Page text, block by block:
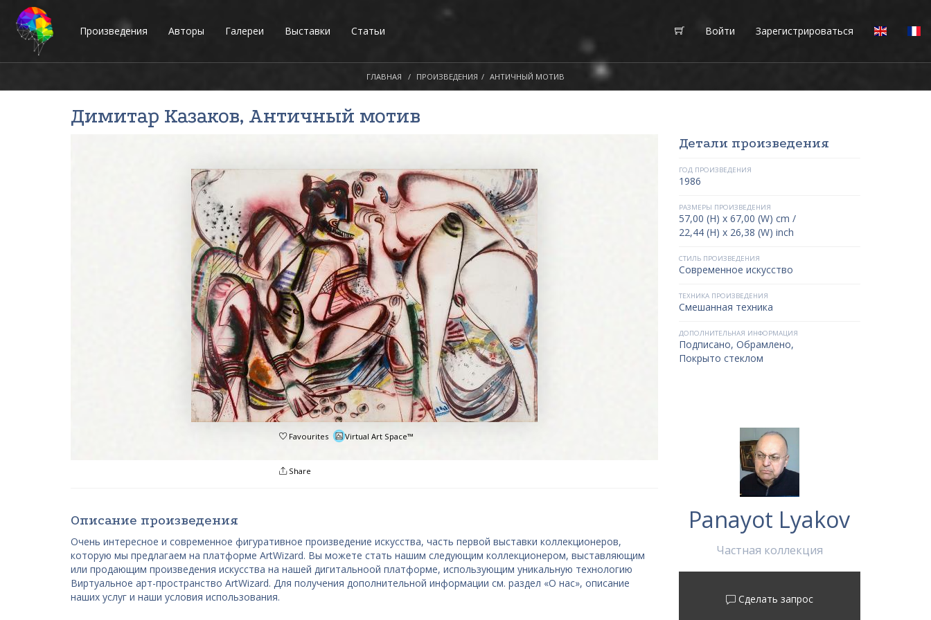
Произведения Авторы Галереи Выставки Статьи Войти Зарегистрироваться
ГЛАВНАЯ ПРОИЗВЕДЕНИЯ АНТИЧНЫЙ МОТИВ
Димитар Казаков, Античный мотив
Favourites Virtual Art Space™
Share
Описание произведения
Очень интересное и современное фигуративное произведение искусства, часть первой выставки коллекционеров,
которую мы предлагаем на платформе ArtWizard. Вы можете стать нашим следующим коллекционером, выставляющим
или продающим произведения искусства на нашей дигитальноой платформе, использующим уникальную технологию
Виртуальное арт-пространство ArtWizard. Для получения дополнительной информации см. раздел «О нас», описание
наших услуг и наши условия использования.
Детали произведения
ГОД ПРОИЗВЕДЕНИЯ
1986
РАЗМЕРЫ ПРОИЗВЕДЕНИЯ
57,00 (H) x 67,00 (W) cm /
22,44 (H) x 26,38 (W) inch
СТИЛЬ ПРОИЗВЕДЕНИЯ
Современное искусство
ТЕХНИКА ПРОИЗВЕДЕНИЯ
Смешанная техника
ДОПОЛНИТЕЛЬНАЯ ИНФОРМАЦИЯ
Подписано, Обрамлено,
Покрыто стеклом
Panayot Lyakov
Частная коллекция
Сделать запрос